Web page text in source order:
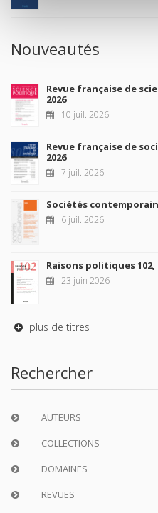
Nouveautés
Revue française de
2026
10 juil. 2026
Revue française de
2026
7 juil. 2026
Sociétés
6 juil. 2026
Raisons politiques 102,
23 juin 2026
plus de titres
Rechercher
AUTEURS
COLLECTIONS
DOMAINES
REVUES